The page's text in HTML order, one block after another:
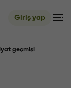
Giriş yap
geçmişi